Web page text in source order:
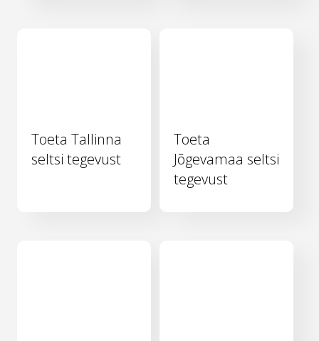
Toeta Tallinna
seltsi tegevust
Toeta
Jõgevamaa seltsi
tegevust